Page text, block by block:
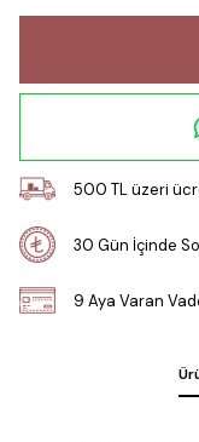
500 TL üzeri
30 Gün İçinde
9 Aya Varan